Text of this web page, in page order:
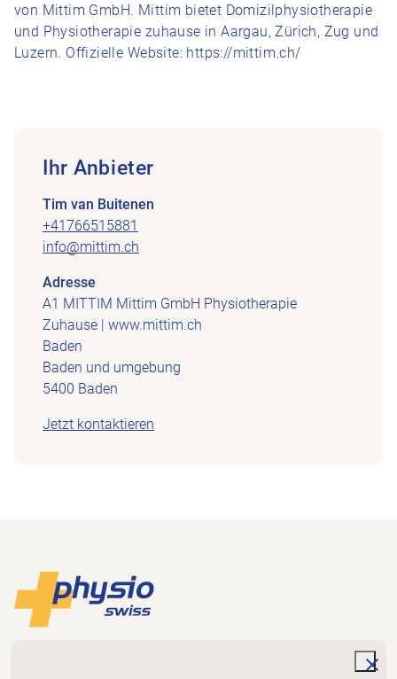
von Mittim GmbH. Mittim bietet Domizilphysiotherapie
und Physiotherapie zuhause in Aargau, Zürich, Zug und
Luzern. Offizielle Website: https://mittim.ch/
Ihr Anbieter
Tim van Buitenen
+41766515881
info@mittim.ch
Adresse
A1 MITTIM Mittim GmbH Physiotherapie
Zuhause | www.mittim.ch
Baden
Baden und umgebung
5400 Baden
Jetzt kontaktieren
Footer